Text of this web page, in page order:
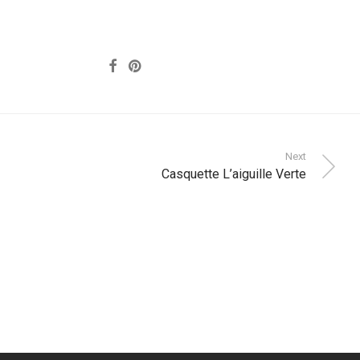
Next
Casquette L’aiguille Verte